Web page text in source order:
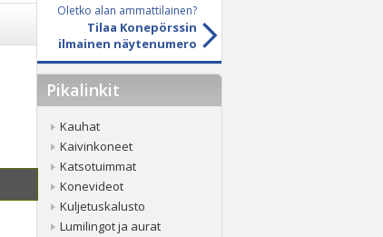
Oy:lle lokakuussa
Oletko alan ammattilainen?
Tilaa Konepörssin
ilmainen näytenumero
Pikalinkit
Kauhat
Kaivinkoneet
Katsotuimmat
Konevideot
Kuljetuskalusto
Lumilingot ja aurat